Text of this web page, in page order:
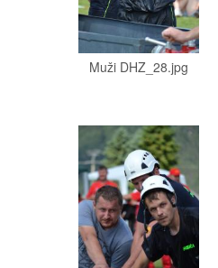
Muži DHZ_28.jpg